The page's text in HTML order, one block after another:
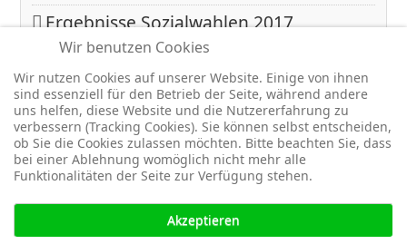
Copyright © 2026 BfA DRV - Gemeinschaft - Für eine starke
Sozialversicherung -. Alle Rechte vorbehalten.
Joomla!ist freie, unter derGNU/GPL-Lizenzveröffentlichte
Software.
Ergebnisse Sozialwahlen 2017
Ergebnisse Sozialwahlen 2011
Wir benutzen Cookies
Wir nutzen Cookies auf unserer Website. Einige von ihnen
sind essenziell für den Betrieb der Seite, während andere
uns helfen, diese Website und die Nutzererfahrung zu
verbessern (Tracking Cookies). Sie können selbst entscheiden,
ob Sie die Cookies zulassen möchten. Bitte beachten Sie, dass
bei einer Ablehnung womöglich nicht mehr alle
Funktionalitäten der Seite zur Verfügung stehen.
Akzeptieren